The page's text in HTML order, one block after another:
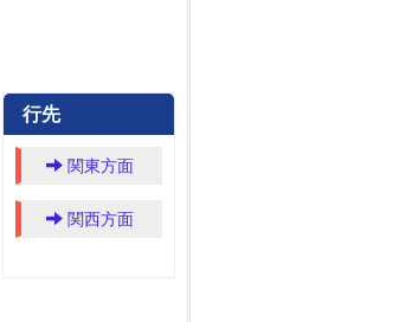
行先
関東方面
関西方面